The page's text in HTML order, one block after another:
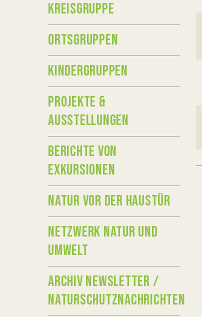
KREISGRUPPE
ORTSGRUPPEN
KINDERGRUPPEN
PROJEKTE &
AUSSTELLUNGEN
BERICHTE VON
EXKURSIONEN
NATUR VOR DER HAUSTÜR
NETZWERK NATUR UND
UMWELT
ARCHIV NEWSLETTER /
NATURSCHUTZNACHRICHTEN